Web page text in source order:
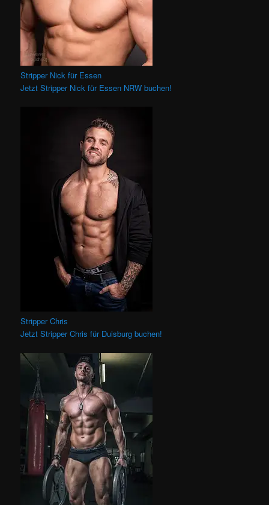
Stripper Nick für Essen
Jetzt Stripper Nick für Essen NRW buchen!
Stripper Chris
Jetzt Stripper Chris für Duisburg buchen!